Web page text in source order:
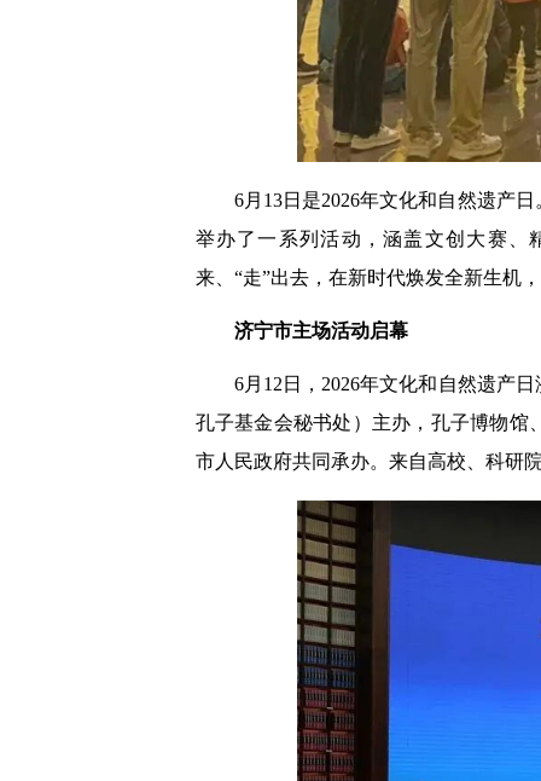
6月13日是2026年文化和自然遗产
举办了一系列活动，涵盖文创大赛、
来、“走”出去，在新时代焕发全新生机
济宁市主场活动启幕
6月12日，2026年文化和自然遗产
孔子基金会秘书处）主办，孔子博物馆
市人民政府共同承办。来自高校、科研